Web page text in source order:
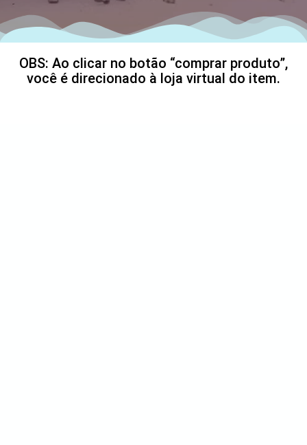
OBS: Ao clicar no botão “comprar produto”,
você é direcionado à loja virtual do item.